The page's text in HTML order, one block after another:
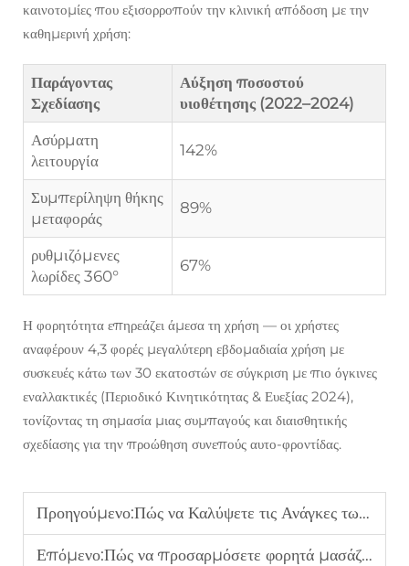
καινοτομίες που εξισορροπούν την κλινική απόδοση με την
καθημερινή χρήση:
Παράγοντας
Σχεδίασης
Αύξηση ποσοστού
υιοθέτησης (2022–2024)
Ασύρματη
λειτουργία
142%
Συμπερίληψη θήκης
μεταφοράς
89%
ρυθμιζόμενες
λωρίδες 360°
67%
Η φορητότητα επηρεάζει άμεσα τη χρήση — οι χρήστες
αναφέρουν 4,3 φορές μεγαλύτερη εβδομαδιαία χρήση με
συσκευές κάτω των 30 εκατοστών σε σύγκριση με πιο όγκινες
εναλλακτικές (Περιοδικό Κινητικότητας & Ευεξίας 2024),
τονίζοντας τη σημασία μιας συμπαγούς και διαισθητικής
σχεδίασης για την προώθηση συνεπούς αυτο-φροντίδας.
Προηγούμενο:Πώς να Καλύψετε τις Ανάγκες των Επισκεπτών Ξενοδοχείων με Μαξιλάρια Μασάζ;
Επόμενο:Πώς να προσαρμόσετε φορητά μασάζ σε πολλαπλά επιχειρηματικά σενάρια;